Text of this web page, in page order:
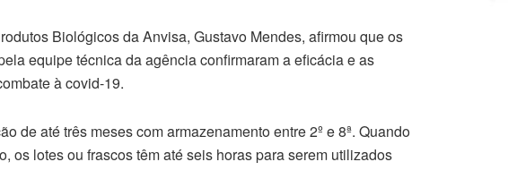
Biológicos da Anvisa, Gustavo Mendes, afirmou que os
equipe técnica da agência confirmaram a eficácia e as
à covid-19.
de até três meses com armazenamento entre 2º e 8ª. Quando
os lotes ou frascos têm até seis horas para serem utilizados